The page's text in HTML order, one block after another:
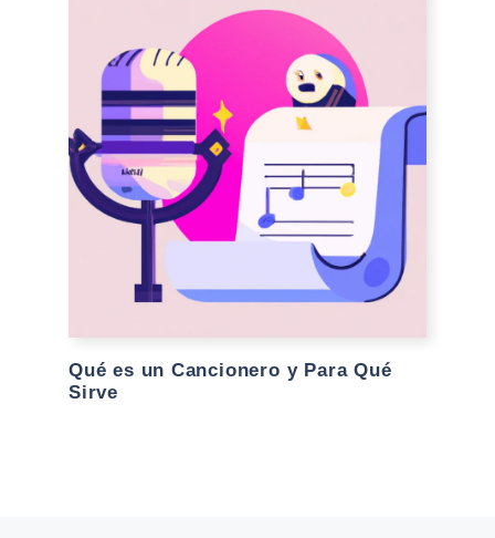
Qué es un Cancionero y Para Qué
Sirve